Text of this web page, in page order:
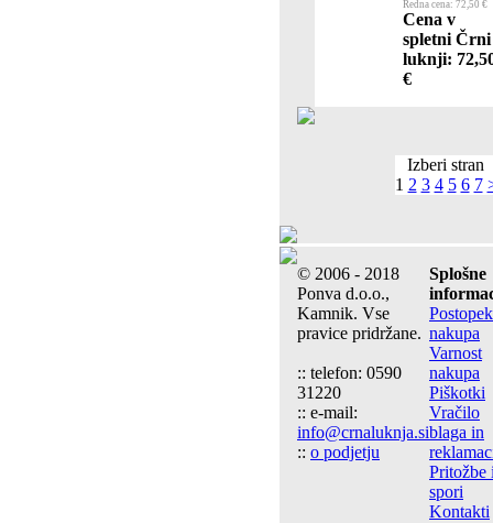
Redna cena: 72,50 €
Cena v
spletni Črni
luknji:
€
Izberi stran
1 2 3 4 5 6 7
© 2006 - 2018
Ponva d.o.o.,
Kamnik. Vse
pravice pridržane.
:: telefon: 0590
31220
:: e-mail:
info@crnaluknja.si
:: o podjetju
Splošne
Postopek
nakupa
Varnost
nakupa
Piškotki
Vračilo
blaga in
Pritožbe
spori
Kontakti